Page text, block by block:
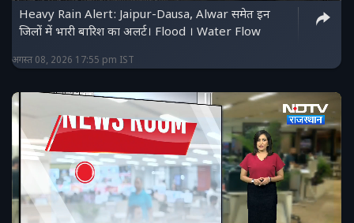
Heavy Rain Alert: Jaipur-Dausa, Alwar समेत इन
जिलों में भारी बारिश का अलर्ट। Flood । Water Flow
अगस्त 08, 2026 17:55 pm IST